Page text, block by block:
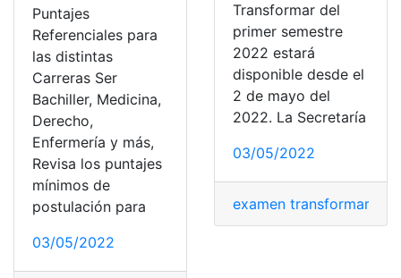
Puntajes
Referenciales para
las distintas
Carreras Ser
Bachiller, Medicina,
Derecho,
Enfermería y más,
Revisa los puntajes
mínimos de
postulación para
03/05/2022
Transformar del
primer semestre
2022 estará
disponible desde el
2 de mayo del
2022. La Secretaría
03/05/2022
examen transformar